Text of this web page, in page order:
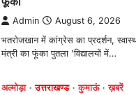
Admin August 6, 2026
संगठन विस्तार के तहत कई नई
संगठन मजबूत करने और युवाओं…
अल्मोड़ा उत्तराखण्ड कुमाऊं ख़बरें